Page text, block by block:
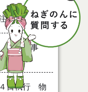
建設コンサ
見通し
建設工事
日執行 物